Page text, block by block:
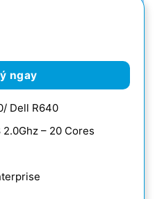
ngay
Dell R640
2.0Ghz – 20 Cores